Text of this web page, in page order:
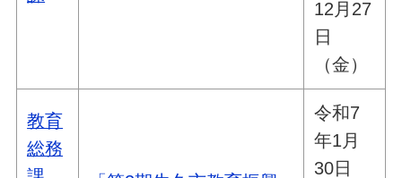
12月27
日
（金）
教育
総務
令和7
年1月
30日